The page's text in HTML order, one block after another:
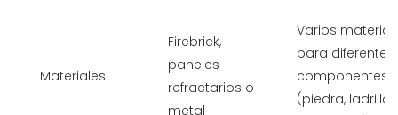
Materiales
Firebrick,
paneles
refractarios o
metal
Varios
para diferentes
componentes
(piedra, ladrillo,